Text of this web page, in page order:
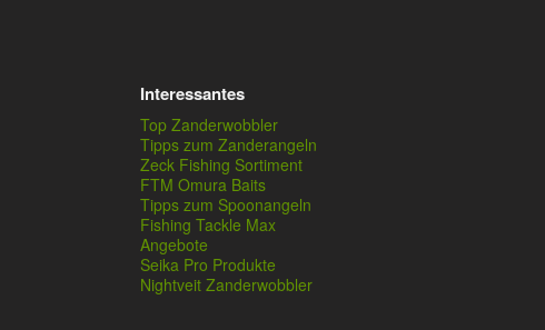
Interessantes
Top Zanderwobbler
Tipps zum Zanderangeln
Zeck Fishing Sortiment
FTM Omura Baits
Tipps zum Spoonangeln
Fishing Tackle Max
Angebote
Seika Pro Produkte
Nightveit Zanderwobbler